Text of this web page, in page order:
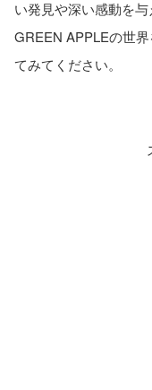
い発見や深い感動を
GREEN APPLEの世
てみてください。